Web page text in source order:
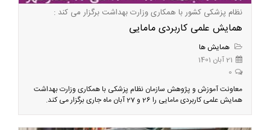
نظام پزشکی کشور با همکاری وزارت بهداشت برگزار می کند :
همایش علمی کاربردی مامایی
همایش ها
21 آبان 1401
0
معاونت آموزش و پژوهش سازمان نظام پزشکی با همکاری وزارت بهداشت
همایش علمی کاربردی مامایی را 26 و 27 آبان ماه جاری برگزار می کند.